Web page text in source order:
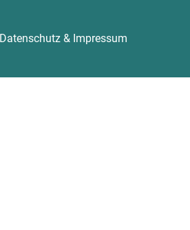
Datenschutz & Impressum